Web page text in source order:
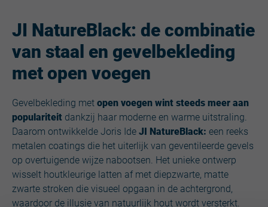
JI NatureBlack: de combinatie
van staal en gevelbekleding
met open voegen
Gevelbekleding met open voegen wint steeds meer aan
populariteit dankzij haar moderne en warme uitstraling.
Daarom ontwikkelde Joris Ide JI NatureBlack: een reeks
metalen coatings die het uiterlijk van geventileerde gevels
op overtuigende wijze nabootsen. Het unieke ontwerp
wisselt houtkleurige latten af met diepzwarte, matte
zwarte stroken die visueel opgaan in de achtergrond,
waardoor de illusie van natuurlijk hout wordt versterkt.